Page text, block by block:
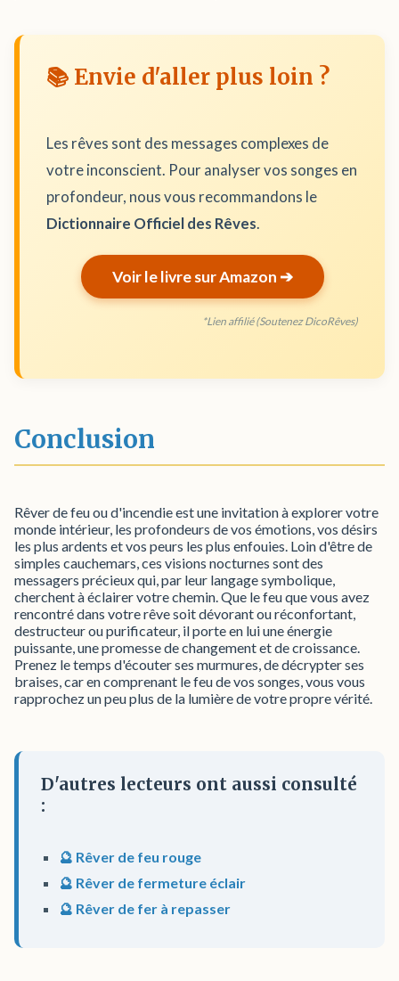
📚 Envie d'aller plus loin ?
Les rêves sont des messages complexes de
votre inconscient. Pour analyser vos songes en
profondeur, nous vous recommandons le
Dictionnaire Officiel des Rêves.
Voir le livre sur Amazon ➔
*Lien affilié (Soutenez DicoRêves)
Conclusion
Rêver de feu ou d'incendie est une invitation à explorer votre
monde intérieur, les profondeurs de vos émotions, vos désirs
les plus ardents et vos peurs les plus enfouies. Loin d'être de
simples cauchemars, ces visions nocturnes sont des
messagers précieux qui, par leur langage symbolique,
cherchent à éclairer votre chemin. Que le feu que vous avez
rencontré dans votre rêve soit dévorant ou réconfortant,
destructeur ou purificateur, il porte en lui une énergie
puissante, une promesse de changement et de croissance.
Prenez le temps d'écouter ses murmures, de décrypter ses
braises, car en comprenant le feu de vos songes, vous vous
rapprochez un peu plus de la lumière de votre propre vérité.
D'autres lecteurs ont aussi consulté
:
🔮 Rêver de feu rouge
🔮 Rêver de fermeture éclair
🔮 Rêver de fer à repasser